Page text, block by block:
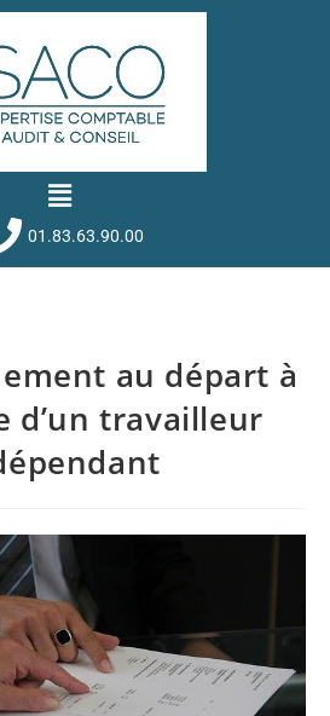
01.83.63.90.00
au départ à
d’un travailleur